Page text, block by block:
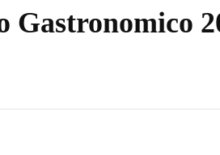
Gastronomico